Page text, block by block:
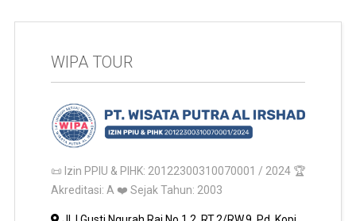
WIPA TOUR
📜 Izin PPIU & PIHK: 20122300310070001 / 2024 🏆
Akreditasi: A ❤️ Sejak Tahun: 2003